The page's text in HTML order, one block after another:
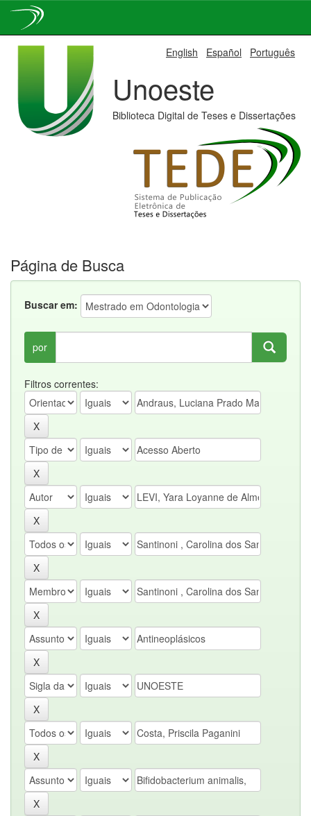
English Español Português
Unoeste
Biblioteca Digital de Teses e Dissertações
Página de Busca
Buscar em:
por
Filtros correntes: